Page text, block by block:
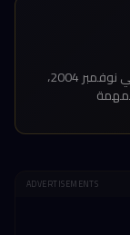
عمر تلسكوب سويفت في المدار منذ إطلاقه في نوفمبر 2004،
ADVERTISEMENTS